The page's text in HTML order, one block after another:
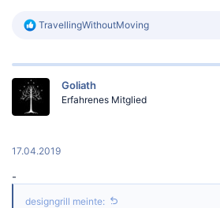
R
k
i
o
:
TravellingWithoutMoving
Goliath
Erfahrenes Mitglied
17.04.2019
-
designgrill meinte: